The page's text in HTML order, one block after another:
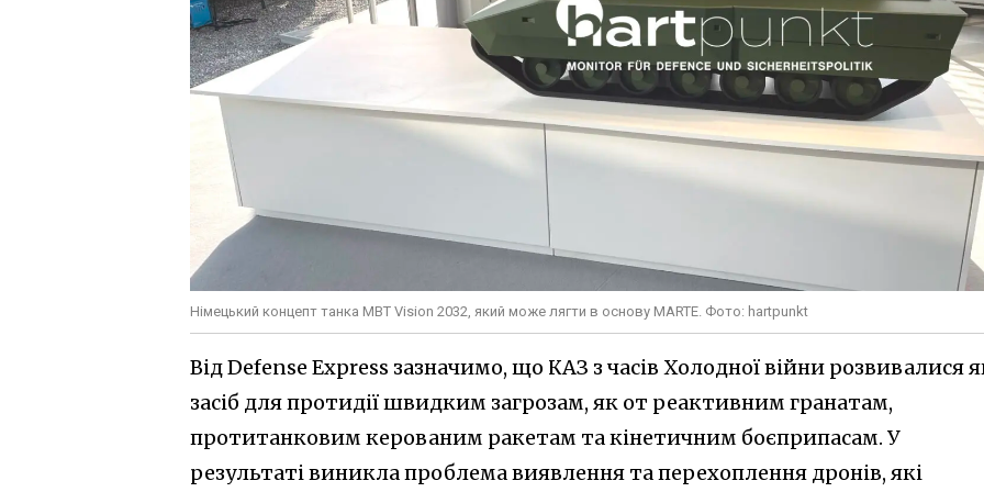
Німецький концепт танка MBT Vision 2032, який може лягти в основу MARTE. Фото: hartpunkt
Від Defense Express зазначимо, що КАЗ з часів Холодної війни розвивалися
засіб для протидії швидким загрозам, як от реактивним гранатам,
протитанковим керованим ракетам та кінетичним боєприпасам. У
результаті виникла проблема виявлення та перехоплення дронів, які